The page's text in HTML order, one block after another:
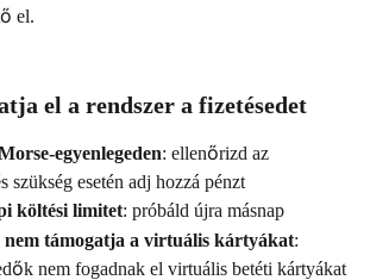
el.
el a rendszer a fizetésedet
egyenlegeden: ellenőrizd az
szükség esetén adj hozzá pénzt
költési limitet: próbáld újra másnap
nem támogatja a virtuális kártyákat:
nem fogadnak el virtuális betéti kártyákat